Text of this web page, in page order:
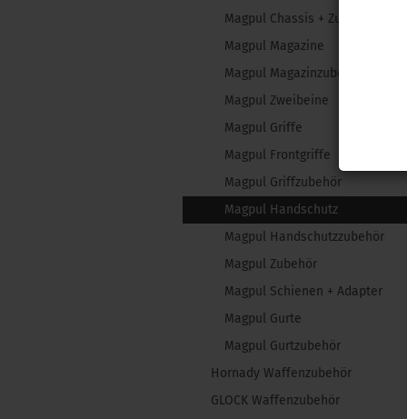
Magpul Chassis + Zubehör
Magpul Magazine
Magpul Magazinzubehör
Magpul Zweibeine
Magpul Griffe
Magpul Frontgriffe
Magpul Griffzubehör
Magpul Handschutz
Magpul Handschutzzubehör
Magpul Zubehör
Magpul Schienen + Adapter
Magpul Gurte
Magpul Gurtzubehör
Hornady Waffenzubehör
GLOCK Waffenzubehör